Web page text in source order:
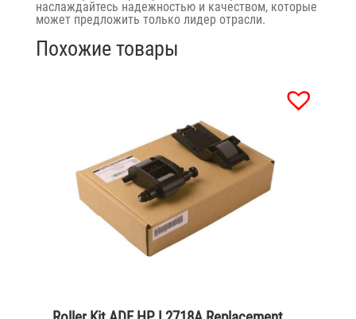
наслаждайтесь надежностью и качеством, которые
может предложить только лидер отрасли.
Похожие товары